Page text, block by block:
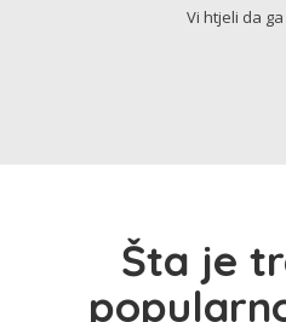
Vi htjeli da
Šta je